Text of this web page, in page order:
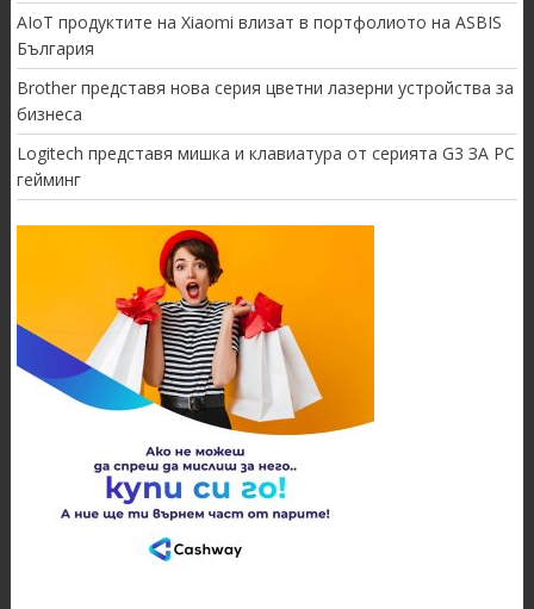
AIoT продуктите на Xiaomi влизат в портфолиото на ASBIS
България
Brother представя нова серия цветни лазерни устройства за
бизнеса
Logitech представя мишка и клавиатура от серията G3 ЗА PC
гейминг